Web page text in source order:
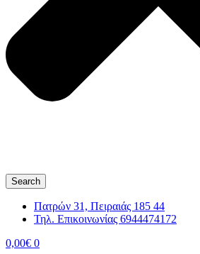
Search
Πατρών 31, Πειραιάς 185 44
Τηλ. Επικοινωνίας 6944474172
0,00€ 0